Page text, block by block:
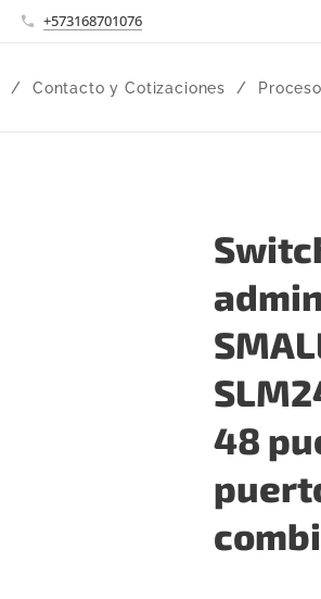
+573168701076
Contacto y Cotizaciones
48